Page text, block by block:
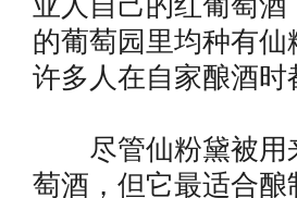
的葡萄园里均种有
许多人在自家酿酒
尽管仙粉黛被用
萄酒，但它最适合